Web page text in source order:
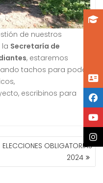
de nuestros
la Secretaría de
, estaremos
tachos para poder
escribinos para
ELECCIONES OBLIGATORIAS
2024